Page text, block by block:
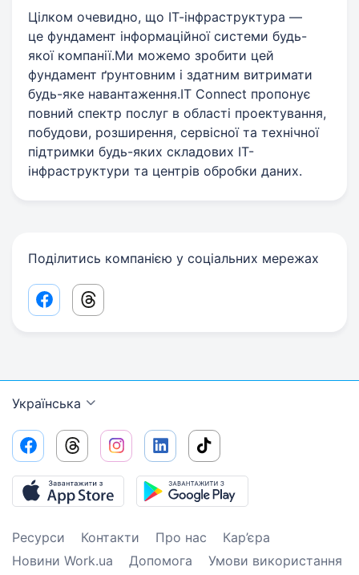
Цілком очевидно, що ІТ-інфраструктура —
це фундамент інформаційної системи будь-
якої компанії.Ми можемо зробити цей
фундамент ґрунтовним і здатним витримати
будь-яке навантаження.IT Connect пропонує
повний спектр послуг в області проектування,
побудови, розширення, сервісної та технічної
підтримки будь-яких складових ІТ-
інфраструктури та центрів обробки даних.
Поділитись компанією у соціальних мережах
Facebook share link
Threads share link
Українська
Ресурси Контакти Про нас
Кар’єра
Новини Work.ua
Допомога Умови використання